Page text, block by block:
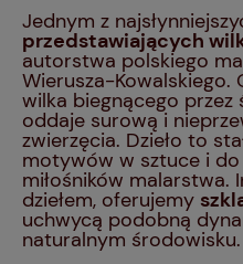
Jednym z
przedstawiających
autorstwa polskiego
Wierusza-
wilka biegnącego przez
oddaje surową i
zwierzęcia. Dzieło to
motywów w sztuce i do
miłośników malarstwa.
dziełem, oferujemy
uchwycą podobną
naturalnym środowisku.